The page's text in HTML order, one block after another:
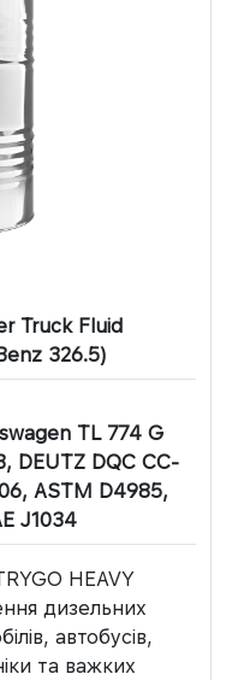
Truck Fluid
326.5)
TL 774 G
DEUTZ DQC CC-
ASTM D4985,
J1034
HEAVY
дизельних
автобусів,
та важких